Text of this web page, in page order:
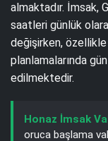
almaktadır. İmsak,
saatleri günlük
değişirken, özellikle
planlamalarında
edilmektedir.
Honaz İmsak
oruca başlama